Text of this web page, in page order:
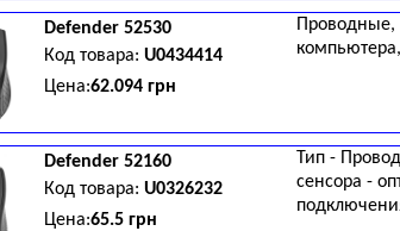
Defender 52530
Код товара: U0434414
Цена:62.094 грн
Проводные,
Defender 52160
Код товара: U0326232
Цена:65.5 грн
Тип -
сенсора -